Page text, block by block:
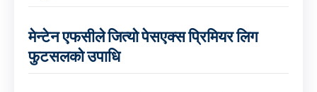
मेन्टेन एफसीले जित्यो पेसएक्स प्रिमियर लिग
फुटसलको उपाधि